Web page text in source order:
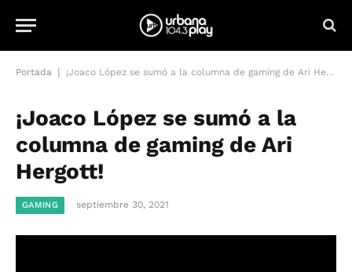
Portada ¡Joaco López se sumó a la columna de gaming de Ari Hergott!
¡Joaco López se sumó a la
columna de gaming de Ari
Hergott!
GAMING septiembre 30, 2021